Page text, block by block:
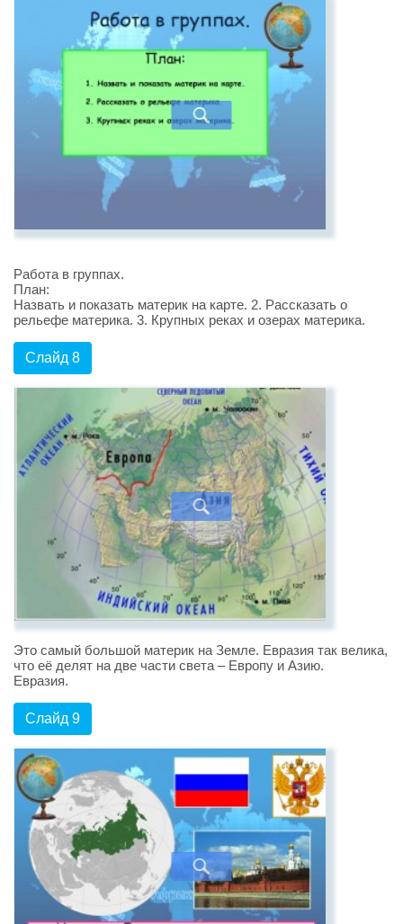
Работа в группах.
План:
Назвать и показать материк на карте. 2. Рассказать о
рельефе материка. 3. Крупных реках и озерах материка.
Слайд 8
Это самый большой материк на Земле. Евразия так велика,
что её делят на две части света – Европу и Азию.
Евразия.
Слайд 9